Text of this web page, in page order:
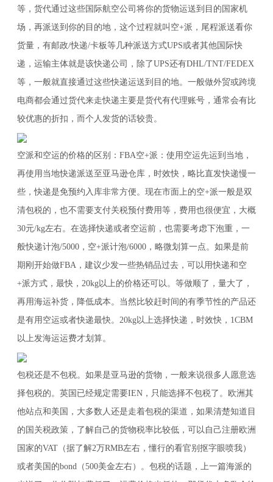
等，货代通过这些国际航空公司将你的货物运送到目的国家机
场，再派送到你的目的地，这个过程就叫空+派，尾程派送看你
货量，有邮政/快递/卡板等几种派送方式UPS或者其他国际快
递，运输主体就是该快递公司，除了UPS还有DHL/TNT/FEDEX
等，一般就直接通过这些快递运送到目的地。一般做外贸或跨境
电商都会通过货代来走快递主要是货代有代理账号，通常会有比
较优惠的折扣，而个人发货的话较贵。
空派和空运的价格的区别：FBA空+派：使用空运先运到当地，
再使用当地快递派送至亚马逊仓库，时效快，略比直发快递慢一
些，快递是免预约入库非常方便。现在市面上的空+派一般是双
清包税的，也不需要支付关税预付费用等，费用也很便宜，大概
30元/kg左右。在选择快递或者空运前，也需要考虑下泡重，一
般快递计泡/5000，空+派计泡/6000，略微划算一点。如果是前
期刚开始做FBA，建议少发一些热销品过去，可以用快递和空
+派方式，最快，20kg以上的价格还可以。等做顺了，量大了，
再用海运补货，降低成本。当然比较赶时间的有季节性的产品还
是有用空运或者快递最快。20kg以上选择快递，时效快，1CBM
以上发海运运费才划算。
包税还是不包税。如果是亚马逊的货物，一般来说很多人愿意选
择包税的。英国已经规定需要IEN，只能选择不包税了。欧洲其
他站点和美国，大多数人还是走着包税的渠道，如果清楚知道目
的国关税政策，了解自己的货物税率比较低，可以自己注册欧洲
国家的VAT（据了解2万RMB左右，懂行的看官别抠字眼喷我）
或者美国的bond（500美金左右）。包税的话题，上一篇海派的